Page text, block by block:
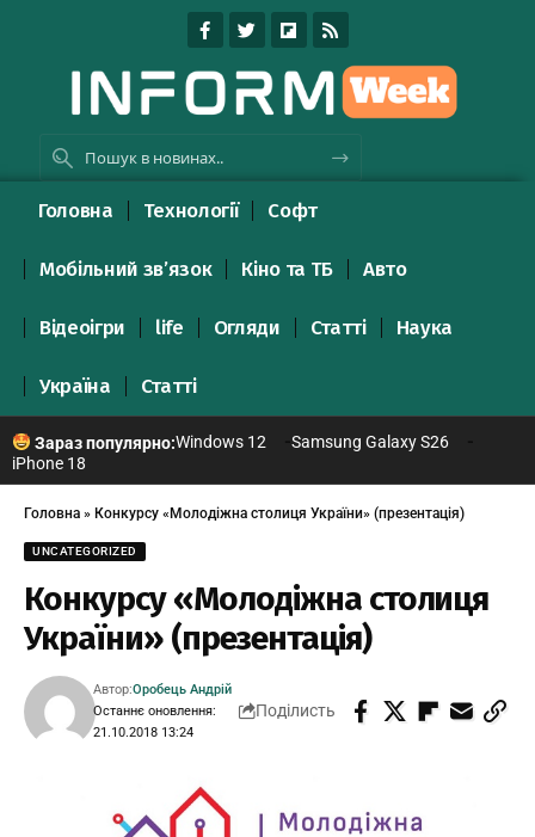
Головна Технології Софт
Мобільний зв’язок Кіно та ТБ Авто
Відеоігри life Огляди Статті Наука
Україна Статті
Зараз популярно:Windows 12
Samsung Galaxy S26
iPhone 18
Головна » Конкурсу «Молодіжна столиця України» (презентація)
UNCATEGORIZED
Конкурсу «Молодіжна столиця
України» (презентація)
Останнє оновлення:
21.10.2018 13:24
Автор:Оробець Андрій
Поділисть